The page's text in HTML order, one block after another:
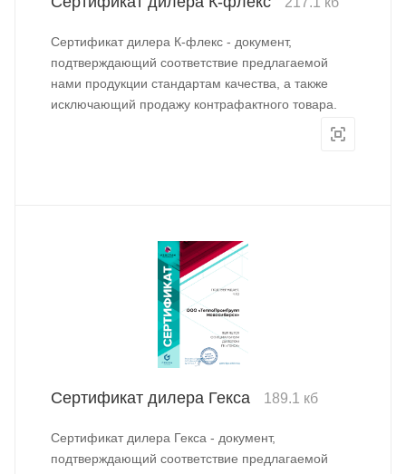
Сертификат дилера К-флекс - документ,
подтверждающий соответствие предлагаемой
нами продукции стандартам качества, а также
исключающий продажу контрафактного товара.
Сертификат дилера Гекса 189.1 кб
Сертификат дилера Гекса - документ,
подтверждающий соответствие предлагаемой